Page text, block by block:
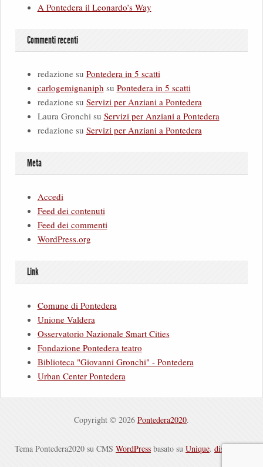
A Pontedera il Leonardo’s Way
Commenti recenti
redazionesu Pontedera in 5 scatti
carlogemignaniph su Pontedera in 5 scatti
redazionesu Servizi per Anziani a Pontedera
Laura Gronchisu Servizi per Anziani a Pontedera
redazionesu Servizi per Anziani a Pontedera
Meta
Accedi
Feed dei contenuti
Feed dei commenti
WordPress.org
Link
Comune di Pontedera
Unione Valdera
Osservatorio Nazionale Smart Cities
Fondazione Pontedera teatro
Biblioteca "Giovanni Gronchi" - Pontedera
Urban Center Pontedera
Copyright © 2026 Pontedera2020.
Tema Pontedera2020 su CMS WordPress basato su Unique. disclaimer